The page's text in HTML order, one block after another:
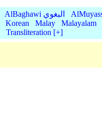
AlBaghawi البغوي
Korean Malay Malayalam
Transliteration [+]